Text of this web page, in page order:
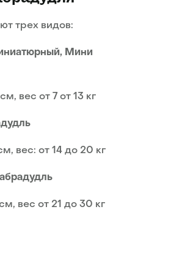
трех видов:
Мини
вес от 7 от 13 кг
вес: от 14 до 20 кг
вес от 21 до 30 кг